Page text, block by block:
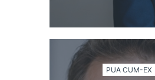
PUA CUM-EX